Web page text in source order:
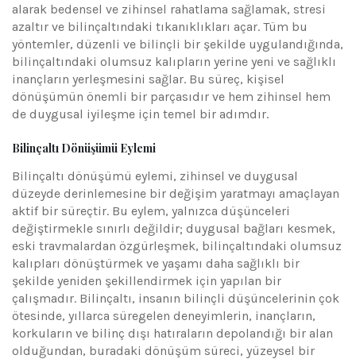
alarak bedensel ve zihinsel rahatlama sağlamak, stresi
azaltır ve bilinçaltındaki tıkanıklıkları açar. Tüm bu
yöntemler, düzenli ve bilinçli bir şekilde uygulandığında,
bilinçaltındaki olumsuz kalıpların yerine yeni ve sağlıklı
inançların yerleşmesini sağlar. Bu süreç, kişisel
dönüşümün önemli bir parçasıdır ve hem zihinsel hem
de duygusal iyileşme için temel bir adımdır.
Bilinçaltı Dönüşümü Eylemi
Bilinçaltı dönüşümü eylemi, zihinsel ve duygusal
düzeyde derinlemesine bir değişim yaratmayı amaçlayan
aktif bir süreçtir. Bu eylem, yalnızca düşünceleri
değiştirmekle sınırlı değildir; duygusal bağları kesmek,
eski travmalardan özgürleşmek, bilinçaltındaki olumsuz
kalıpları dönüştürmek ve yaşamı daha sağlıklı bir
şekilde yeniden şekillendirmek için yapılan bir
çalışmadır. Bilinçaltı, insanın bilinçli düşüncelerinin çok
ötesinde, yıllarca süregelen deneyimlerin, inançların,
korkuların ve bilinç dışı hatıraların depolandığı bir alan
olduğundan, buradaki dönüşüm süreci, yüzeysel bir